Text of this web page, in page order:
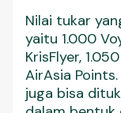
Nilai tukar
yaitu 1.000
KrisFlyer,
AirAsia
juga bisa